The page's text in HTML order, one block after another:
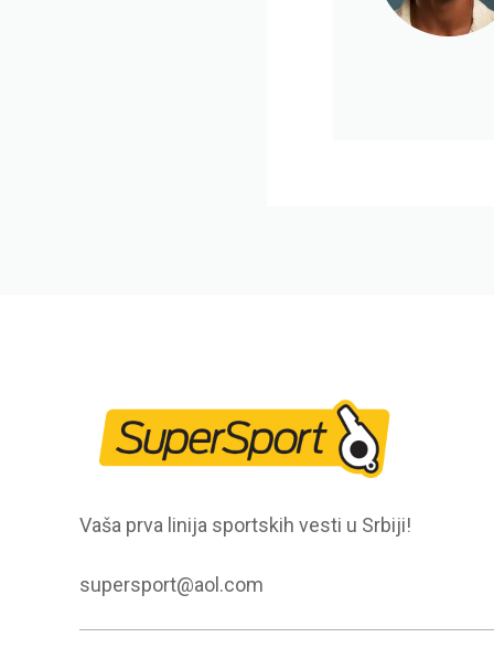
Vaša prva linija sportskih vesti u Srbiji!
supersport@aol.com